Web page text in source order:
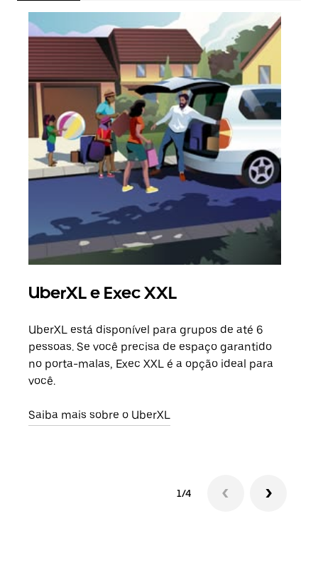
UberXL e Exec XXL
UberXL está disponível para grupos de até 6
pessoas. Se você precisa de espaço garantido
no porta-malas, Exec XXL é a opção ideal para
você.
Saiba mais sobre o UberXL
1/4